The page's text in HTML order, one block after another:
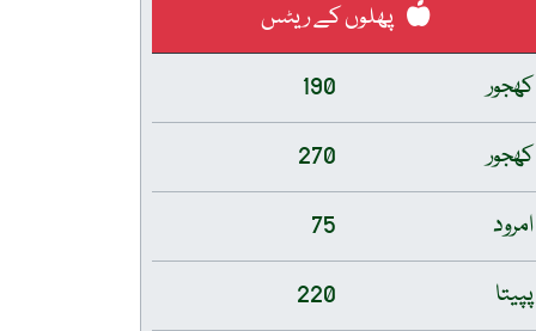
پھلوں کے ریٹس
کھجور
190
کھجور
270
امرود
75
پپیتا
220